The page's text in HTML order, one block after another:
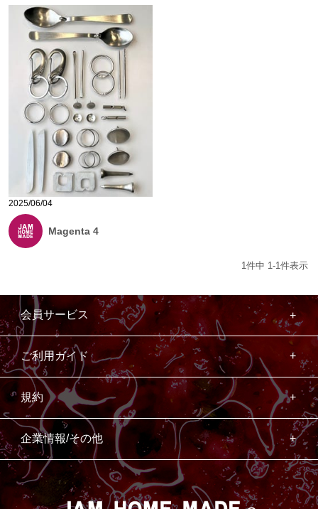
2025/06/04
Magenta 4
1件中 1-1件表示
会員サービス
ご利用ガイド
規約
企業情報/その他